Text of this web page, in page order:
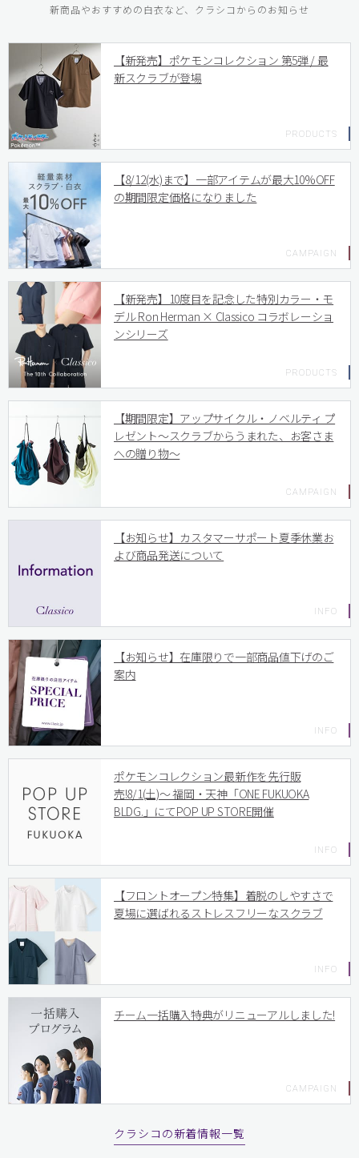
新商品やおすすめの白衣など、クラシコからのお知らせ
【新発売】ポケモンコレクション 第5弾 / 最
新スクラブが登場
【8/12(水)まで】一部アイテムが最大10%OFF
の期間限定価格になりました
【新発売】10度目を記念した特別カラー・モ
デル Ron Herman × Classico コラボレーショ
ンシリーズ
【期間限定】アップサイクル・ノベルティ プ
レゼント〜スクラブからうまれた、お客さま
への贈り物〜
【お知らせ】カスタマーサポート夏季休業お
よび商品発送について
【お知らせ】在庫限りで一部商品値下げのご
案内
ポケモンコレクション最新作を先行販
売!8/1(土)〜 福岡・天神「ONE FUKUOKA
BLDG.」にてPOP UP STORE開催
【フロントオープン特集】着脱のしやすさで
夏場に選ばれるストレスフリーなスクラブ
チーム一括購入特典がリニューアルしました!
クラシコの新着情報一覧